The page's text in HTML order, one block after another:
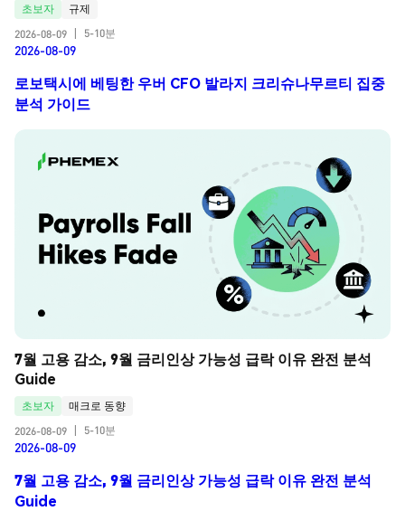
초보자
규제
2026-08-09
5-10분
2026-08-09
로보택시에 베팅한 우버 CFO 발라지 크리슈나무르티 집중
분석 가이드
7월 고용 감소, 9월 금리인상 가능성 급락 이유 완전 분석
Guide
초보자
매크로 동향
2026-08-09
5-10분
2026-08-09
7월 고용 감소, 9월 금리인상 가능성 급락 이유 완전 분석
Guide